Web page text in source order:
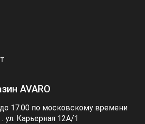
AVARO
17.00 по московскому времени
ул. Карьерная 12А/1